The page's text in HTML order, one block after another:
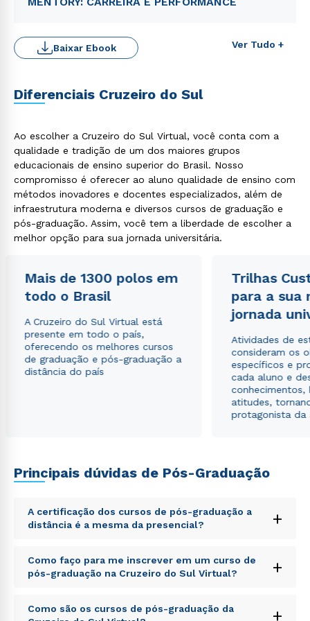
Ver Tudo +
Baixar Ebook
Diferenciais Cruzeiro do Sul
Ao escolher a Cruzeiro do Sul Virtual, você conta com a
qualidade e tradição de um dos maiores grupos
educacionais de ensino superior do Brasil. Nosso
compromisso é oferecer ao aluno qualidade de ensino com
métodos inovadores e docentes especializados, além de
infraestrutura moderna e diversos cursos de graduação e
pós-graduação. Assim, você tem a liberdade de escolher a
melhor opção para sua jornada universitária.
Mais de 1300 polos em
todo o Brasil
A Cruzeiro do Sul Virtual está
presente em todo o país,
oferecendo os melhores cursos
de graduação e pós-graduação a
distância do país
Trilhas
para a sua
jornada
Atividades de
consideram os
específicos e
cada aluno e
conhecimentos,
atitudes,
protagonista da
Principais dúvidas de Pós-Graduação
A certificação dos cursos de pós-graduação a
distância é a mesma da presencial?
+
Sed ut perspiciatis unde omnis iste natus error sit
voluptatem accusantium doloremque laudantium,
totam rem aperiam, eaque ipsa quae ab illo inventore
explicabo. Nemo enim ipsam voluptatem quia
Como faço para me inscrever em um curso de
pós-graduação na Cruzeiro do Sul Virtual?
+
Sed ut perspiciatis unde omnis iste natus error sit
voluptatem accusantium doloremque laudantium,
Como são os cursos de pós-graduação da
+
Rápido e fácil
WhatsApp
ou
Estou de acordo com aPolítica de Privacidade.e
autorizo que meus dados sejam utilizados para o
envio de conteúdos da Cruzeiro do Sul.